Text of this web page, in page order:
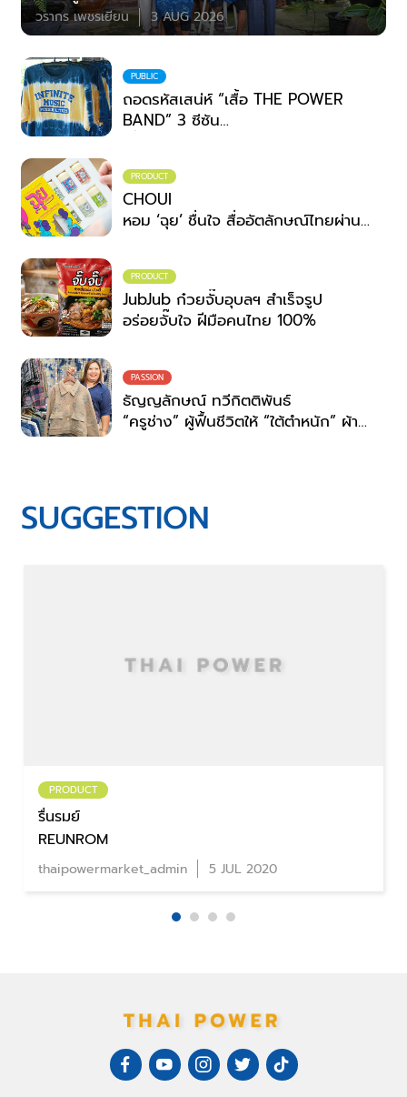
วรากร เพชรเยียน 3 AUG 2026
PUBLIC
ถอดรหัสเสน่ห์ “เสื้อ THE POWER
BAND” 3 ซีซัน
สวมพลังสร้างสรรค์ที่ไม่สิ้นสุด
PRODUCT
CHOUI
หอม ‘ฉุย’ ชื่นใจ สื่ออัตลักษณ์ไทยผ่าน
PRODUCT
JubJub ก๋วยจั๊บอุบลฯ สำเร็จรูป
อร่อยจั๊บใจ ฝีมือคนไทย 100%
PASSION
ธัญญลักษณ์ ทวีกิตติพันธ์
“ครูช่าง” ผู้ฟื้นชีวิตให้ “ใต้ตำหนัก” ผ้า
SUGGESTION
PRODUCT
Wasabi-O สแน็กวาซาบิ-ไทย
ความอร่อยที่วางไม่ลง
วรากร เพชรเยียน 5 NOV 2025